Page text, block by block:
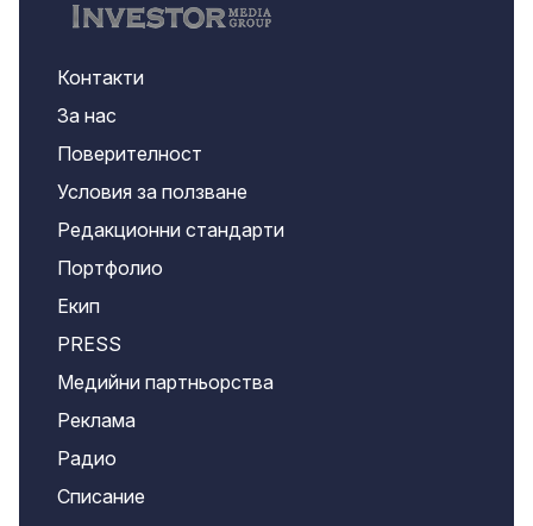
Контакти
За нас
Поверителност
Условия за ползване
Редакционни стандарти
Портфолио
Екип
PRESS
Медийни партньорства
Реклама
Радио
Списание